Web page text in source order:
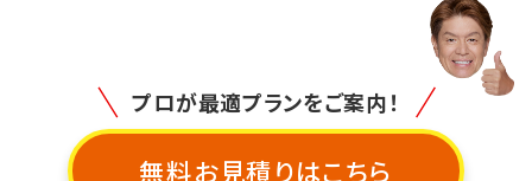
プロが最適プランをご案内！
無料お見積りはこちら